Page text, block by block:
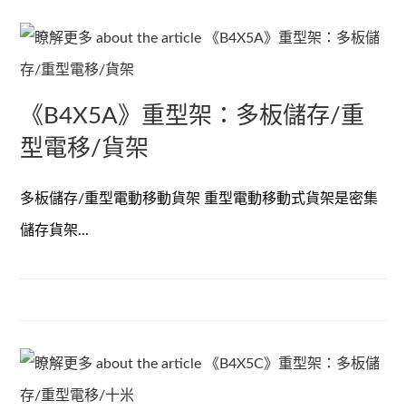
《B4X5A》重型架：多板儲存/重
型電移/貨架
多板儲存/重型電動移動貨架 重型電動移動式貨架是密集
儲存貨架...